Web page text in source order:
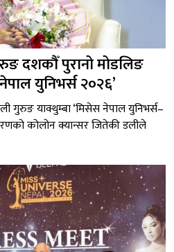
दशकौँ पुरानो मोडलिङ
युनिभर्स २०२६’
गुरुङ याक्थुम्बा ‘मिसेस नेपाल युनिभर्स–
कोलोन क्यान्सर जितेकी डलीले